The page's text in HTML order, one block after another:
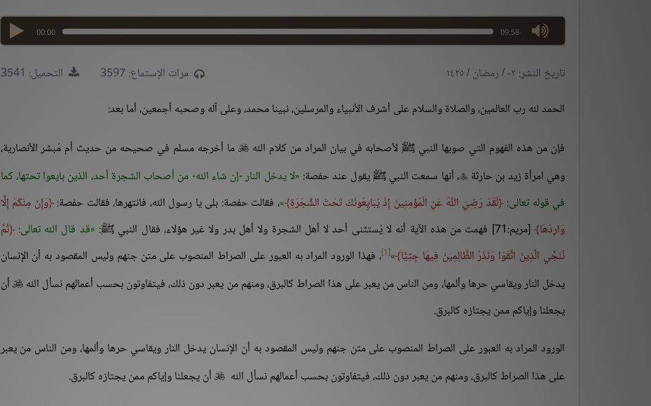
00:00 -09:58
max volume
تاريخ النشر: ٠٢ / رمضان / ١٤٢٥ التحميل: 3541
مرات الإستماع: 3597
الحمد لله رب العالمين، والصلاة والسلام على أشرف الأنبياء والمرسلين، نبينا محمد، وعلى آله وصحبه أجمعين، أما بعد:
فإن من هذه الفهوم التي صوبها النبي ﷺ لأصحابه في بيان المراد من كلام الله ما أخرجه مسلم في صحيحه من حديث أم مُبشر الأنصارية،
وهي امرأة زيد بن حارثة، أنها سمعت النبي ﷺ يقول عند حفصة: لا يدخل النار -إن شاء الله- من أصحاب الشجرة أحد، الذين بايعوا تحتها، كما
في قوله تعالى: لَقَدْ رَضِيَ اللَّهُ عَنِ الْمُؤْمِنِينَ إِذْ يُبَايِعُونَكَ تَحْتَ الشَّجَرَةِ ، فقالت حفصة: بلى يا رسول الله، فانتهرها، فقالت حفصة: وَإِنْ مِنْكُمْ إِلَّا
وَارِدُهَا [مريم:71] فهمت من هذه الآية أنه لا يُستثنى أحد لا أهل الشجرة ولا أهل بدر ولا غير هؤلاء، فقال النبي ﷺ: قد قال الله تعالى: ثُمَّ
نُنَجِّي الَّذِينَ اتَّقَوْا وَنَذَرُ الظَّالِمِينَ فِيهَا جِثِيًّا
[1] ، فهذا الورود المراد به العبور على الصراط المنصوب على متن جنهم وليس المقصود به أن الإنسان
يدخل النار ويقاسي حرها وألمها، ومن الناس من يعبر على هذا الصراط كالبرق، ومنهم من يعبر دون ذلك، فيتفاوتون بحسب أعمالهم نسأل الله أن
يجعلنا وإياكم ممن يجتازه كالبرق.
الورود المراد به العبور على الصراط المنصوب على متن جنهم وليس المقصود به أن الإنسان يدخل النار ويقاسي حرها وألمها، ومن الناس من يعبر
على هذا الصراط كالبرق، ومنهم من يعبر دون ذلك، فيتفاوتون بحسب أعمالهم نسأل الله  أن يجعلنا وإياكم ممن يجتازه كالبرق.